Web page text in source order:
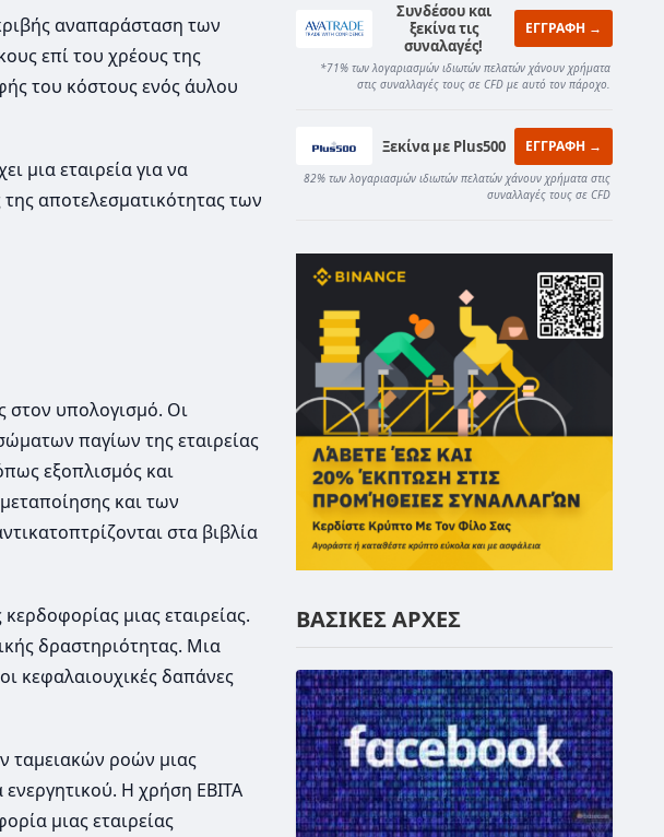
αναπαράσταση των
επί του χρέους της
του κόστους ενός άυλου
μια εταιρεία για να
αποτελεσματικότητας των
στον υπολογισμό. Οι
παγίων της εταιρείας
εξοπλισμός και
και των
στα βιβλία
μιας εταιρείας.
δραστηριότητας. Μια
κεφαλαιουχικές δαπάνες
ταμειακών ροών μιας
Η χρήση EBITA
μιας εταιρείας
Συνδέσου και
ξεκίνα τις
συναλαγές!
ΕΓΓΡΑΦΗ →
*71% των λογαριασμών ιδιωτών πελατών χάνουν χρήματα
στις συναλλαγές τους σε CFD με αυτό τον πάροχο.
Ξεκίνα με Plus500 ΕΓΓΡΑΦΗ →
82% των λογαριασμών ιδιωτών πελατών χάνουν χρήματα στις
συναλλαγές τους σε CFD
ΒΑΣΙΚΕΣ ΑΡΧΕΣ